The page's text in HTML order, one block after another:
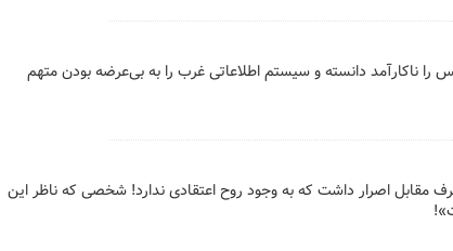
را ناکارآمد دانسته و سیستم اطلاعاتی غرب را به بی‌عرضه بودن متهم
مقابل اصرار داشت که به وجود روح اعتقادی ندارد! شخصی که ناظر این